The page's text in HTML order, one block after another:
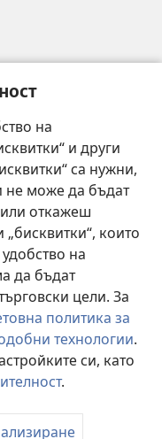
на
и други
са нужни,
не може да бъдат
откажеш
които
на
да бъдат
цели. За
политика за
технологии.
си, като
.
Society of Pennsylvania.